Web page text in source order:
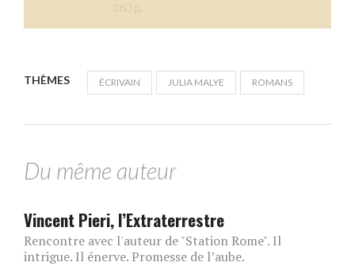
280 p.
THÈMES ÉCRIVAIN JULIA MALYE ROMANS
Du même auteur
Vincent Pieri, l’Extraterrestre
Rencontre avec l'auteur de "Station Rome". Il
intrigue. Il énerve. Promesse de l’aube.